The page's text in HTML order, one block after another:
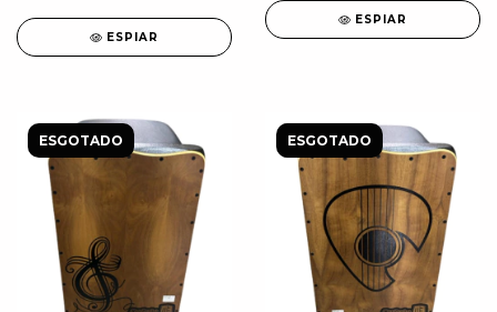
ESPIAR
ESPIAR
ESGOTADO ESGOTADO